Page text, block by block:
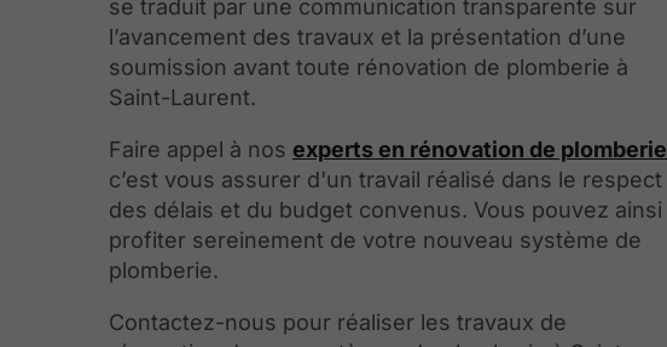
se traduit par une communication transparente sur
l’avancement des travaux et la présentation d’une
soumission avant toute rénovation de plomberie à
Saint-Laurent.
Faire appel à nos experts en rénovation de plomberie
c’est vous assurer d'un travail réalisé dans le respect
des délais et du budget convenus. Vous pouvez ainsi
profiter sereinement de votre nouveau système de
plomberie.
Contactez-nous pour réaliser les travaux de